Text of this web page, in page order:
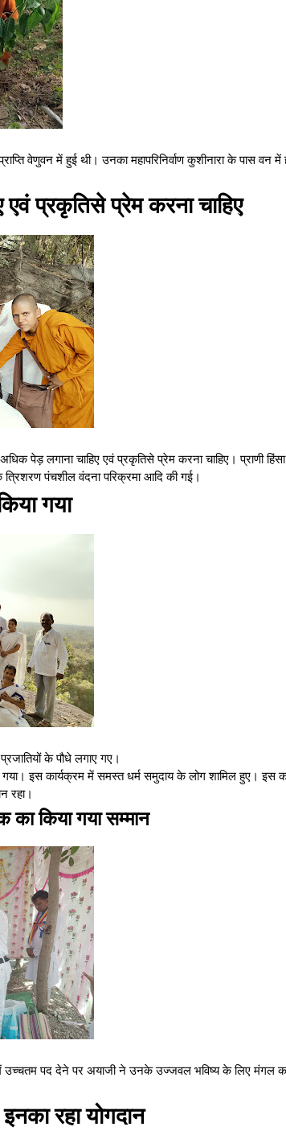
वेणुवन में हुई थी। उनका महापरिनिर्वाण कुशीनारा के पास वन
प्रकृतिसे प्रेम करना चाहिए
पेड़ लगाना चाहिए एवं प्रकृतिसे प्रेम करना चाहिए। प्राणी
त्रिशरण पंचशील वंदना परिक्रमा आदि की गई।
गया
प्रजातियों के पौधे लगाए गए।
गया। इस कार्यक्रम में समस्त धर्म समुदाय के लोग शामिल हुए। इस
रहा।
का किया गया सम्मान
में उच्चतम पद देने पर अयाजी ने उनके उज्जवल भविष्य के लिए मंगल
रहा योगदान